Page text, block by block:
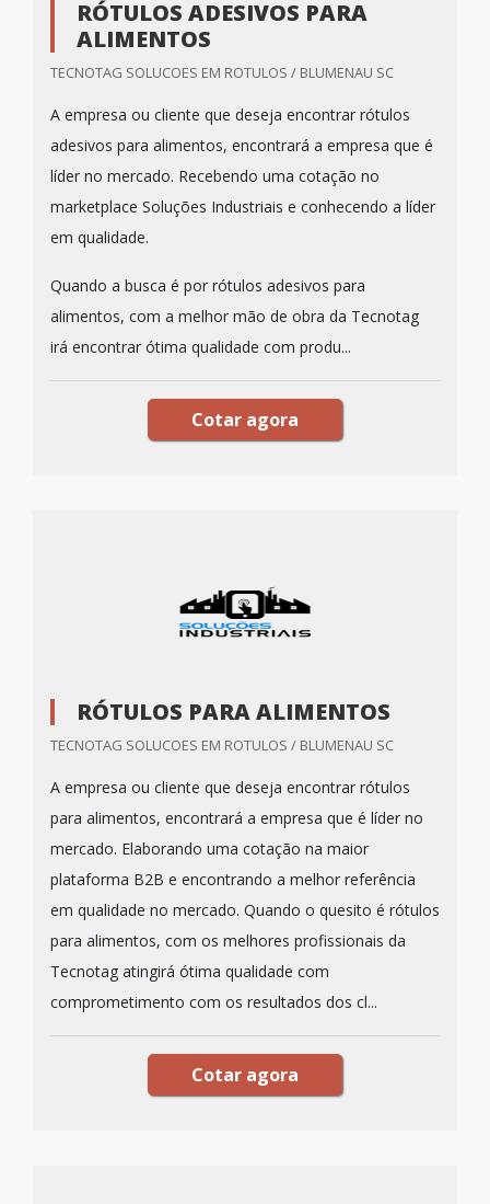
RÓTULOS ADESIVOS PARA
ALIMENTOS
TECNOTAG SOLUCOES EM ROTULOS / BLUMENAU SC
A empresa ou cliente que deseja encontrar rótulos
adesivos para alimentos, encontrará a empresa que é
líder no mercado. Recebendo uma cotação no
marketplace Soluções Industriais e conhecendo a líder
em qualidade.
Quando a busca é por rótulos adesivos para
alimentos, com a melhor mão de obra da Tecnotag
irá encontrar ótima qualidade com produ...
Cotar agora
RÓTULOS PARA ALIMENTOS
TECNOTAG SOLUCOES EM ROTULOS / BLUMENAU SC
A empresa ou cliente que deseja encontrar rótulos
para alimentos, encontrará a empresa que é líder no
mercado. Elaborando uma cotação na maior
plataforma B2B e encontrando a melhor referência
em qualidade no mercado. Quando o quesito é rótulos
para alimentos, com os melhores profissionais da
Tecnotag atingirá ótima qualidade com
comprometimento com os resultados dos cl...
Cotar agora